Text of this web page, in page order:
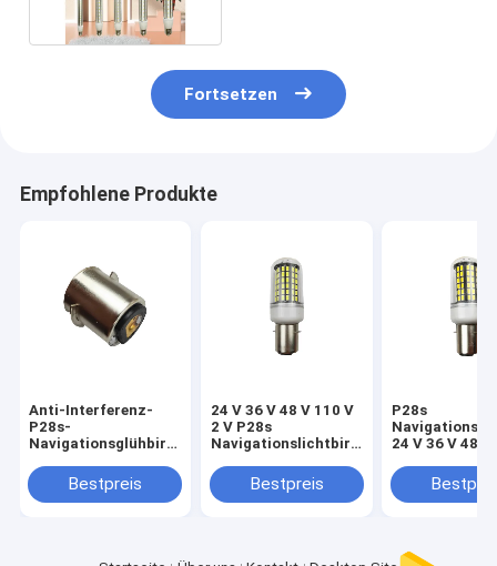
Fortsetzen
Empfohlene Produkte
Anti-Interferenz-
P28s-
Navigationsglühbirne
2 V
Bestpreis
24 V 36 V 48 V 110 V
2 V P28s
Navigationslichtbirne
Bestpreis
P28s
24 V 36 V 48 V